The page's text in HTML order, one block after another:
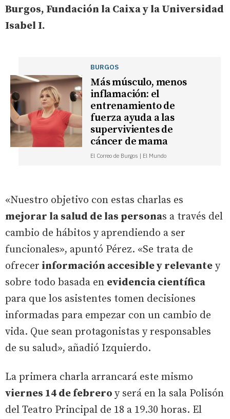
Burgos, Fundación la Caixa y la Universidad
Isabel I.
BURGOS
Más músculo, menos
inflamación: el
entrenamiento de
fuerza ayuda a las
supervivientes de
cáncer de mama
El Correo de Burgos | El Mundo
«Nuestro objetivo con estas charlas es
mejorar la salud de las personas a través del
cambio de hábitos y aprendiendo a ser
funcionales», apuntó Pérez. «Se trata de
ofrecer información accesible y relevante y
sobre todo basada en evidencia científica
para que los asistentes tomen decisiones
informadas para empezar con un cambio de
vida. Que sean protagonistas y responsables
de su salud», añadió Izquierdo.
La primera charla arrancará este mismo
viernes 14 de febrero y será en la sala Polisón
del Teatro Principal de 18 a 19.30 horas. El